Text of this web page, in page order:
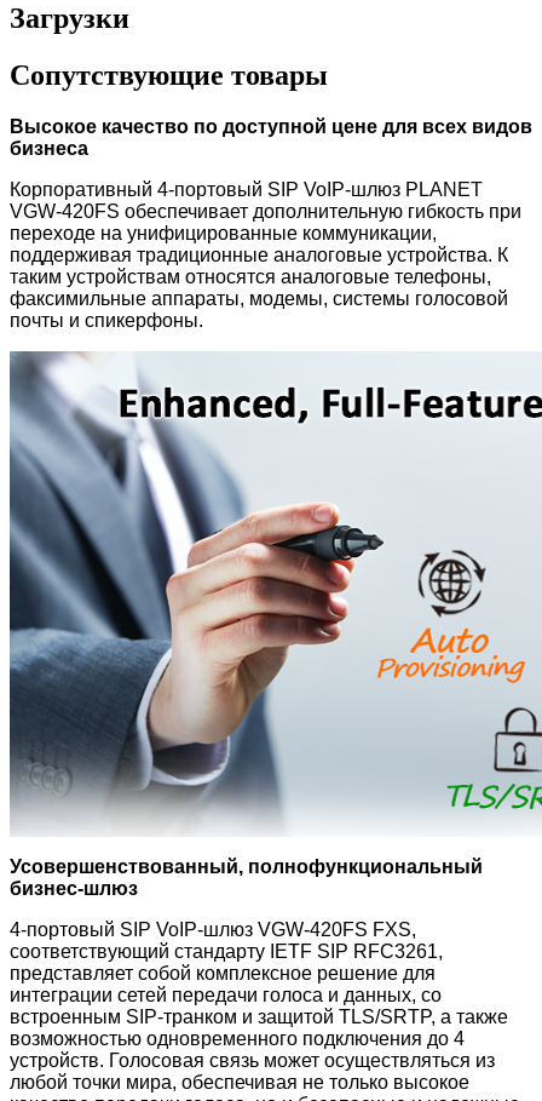
Загрузки
Сопутствующие товары
Высокое качество по доступной цене для всех видов
бизнеса
Корпоративный 4-портовый SIP VoIP-шлюз PLANET
VGW-420FS обеспечивает дополнительную гибкость при
переходе на унифицированные коммуникации,
поддерживая традиционные аналоговые устройства. К
таким устройствам относятся аналоговые телефоны,
факсимильные аппараты, модемы, системы голосовой
почты и спикерфоны.
Усовершенствованный, полнофункциональный
бизнес-шлюз
4-портовый SIP VoIP-шлюз VGW-420FS FXS,
соответствующий стандарту IETF SIP RFC3261,
представляет собой комплексное решение для
интеграции сетей передачи голоса и данных, со
встроенным SIP-транком и защитой TLS/SRTP, а также
возможностью одновременного подключения до 4
устройств. Голосовая связь может осуществляться из
любой точки мира, обеспечивая не только высокое